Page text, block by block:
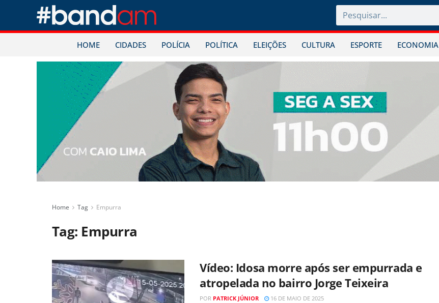
HOME CIDADES POLÍCIA POLÍTICA ELEIÇÕES CULTURA ESPORTE ECONOMIA
Home Tag Empurra
Tag: Empurra
Vídeo: Idosa morre após ser empurrada e
atropelada no bairro Jorge Teixeira
POR PATRICK JÚNIOR 16 DE MAIO DE 2025